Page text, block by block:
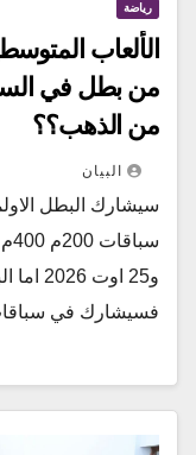
رياضة
من الذهب؟؟
البيان
سيشارك البطل
فسيشارك في